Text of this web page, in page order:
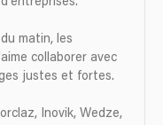
matin, les
collaborer avec
justes et fortes.
Inovik, Wedze,